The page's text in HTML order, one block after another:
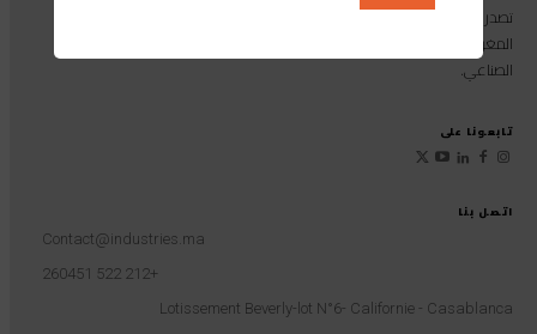
اتصل بنا
Contact@industries.ma
+212 522 260451
Lotissement Beverly-lot N°6- Californie - Casablanca
تصدر المجلة الرائدة المخصصة للصناعة والاستثمار والابتكار: مجلة «صناعة
المغرب»، بالإضافة إلى أول منصة رقمية موجهة لخدمة المهنيين في القطاع
الصناعي.
تابعونا على